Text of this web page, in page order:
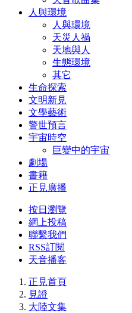
人與環境
人與環境
天災人禍
天地與人
生態環境
其它
生命探索
文明新見
文學藝術
警世預言
宇宙時空
巨變中的宇宙
劇場
書籍
正見廣播
按日瀏覽
網上投稿
聯繫我們
RSS訂閱
天音播客
正見首頁
見證
大陸文集